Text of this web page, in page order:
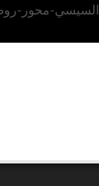
السيسي-محور-